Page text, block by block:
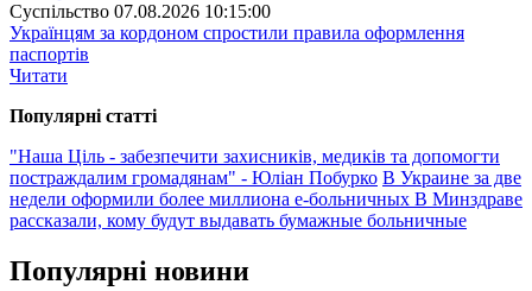
Суспiльство 07.08.2026 10:15:00
Українцям за кордоном спростили правила оформлення
паспортів
Читати
Популярнi статтi
"Наша Ціль - забезпечити захисників, медиків та допомогти
постраждалим громадянам" - Юліан Побурко В Украине за две
недели оформили более миллиона е-больничных В Минздраве
рассказали, кому будут выдавать бумажные больничные
Популярнi новини